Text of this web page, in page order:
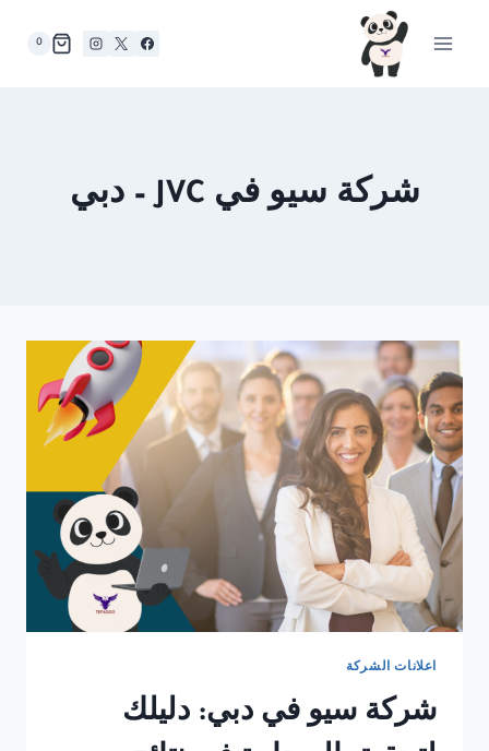
0
شركة سيو في JVC – دبي
اعلانات الشركة
شركة سيو في دبي: دليلك